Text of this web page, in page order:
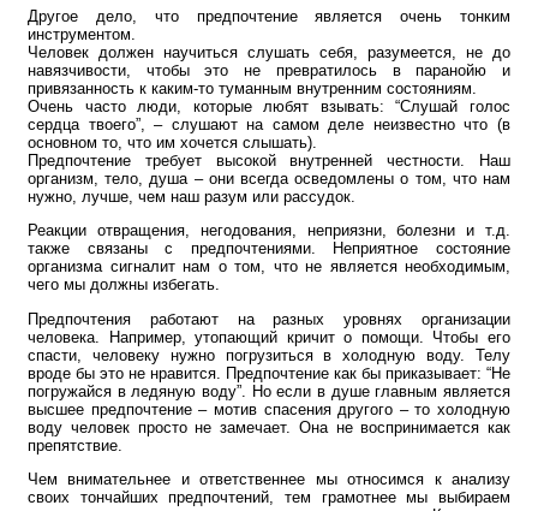
Другое дело, что предпочтение является очень тонким
инструментом.
Человек должен научиться слушать себя, разумеется, не до
навязчивости, чтобы это не превратилось в паранойю и
привязанность к каким-то туманным внутренним состояниям.
Очень часто люди, которые любят взывать: “Слушай голос
сердца твоего”, – слушают на самом деле неизвестно что (в
основном то, что им хочется слышать).
Предпочтение требует высокой внутренней честности. Наш
организм, тело, душа – они всегда осведомлены о том, что нам
нужно, лучше, чем наш разум или рассудок.
Реакции отвращения, негодования, неприязни, болезни и т.д.
также связаны с предпочтениями. Неприятное состояние
организма сигналит нам о том, что не является необходимым,
чего мы должны избегать.
Предпочтения работают на разных уровнях организации
человека. Например, утопающий кричит о помощи. Чтобы его
спасти, человеку нужно погрузиться в холодную воду. Телу
вроде бы это не нравится. Предпочтение как бы приказывает: “Не
погружайся в ледяную воду”. Но если в душе главным является
высшее предпочтение – мотив спасения другого – то холодную
воду человек просто не замечает. Она не воспринимается как
препятствие.
Чем внимательнее и ответственнее мы относимся к анализу
своих тончайших предпочтений, тем грамотнее мы выбираем